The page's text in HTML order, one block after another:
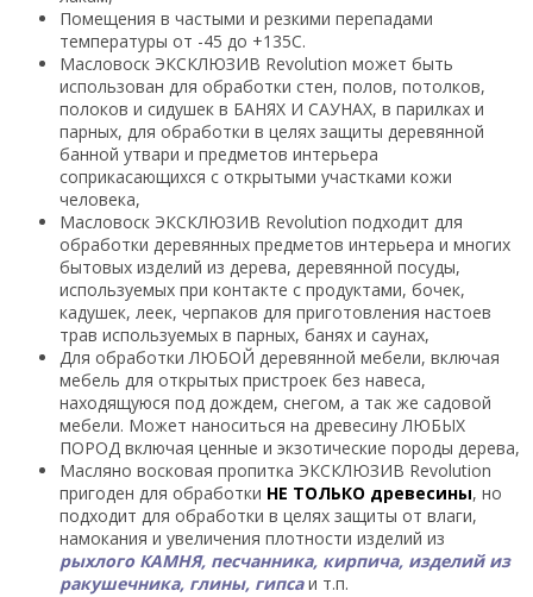
Помещения в частыми и резкими перепадами
температуры от -45 до +135С.
Масловоск ЭКСКЛЮЗИВ Revolution может быть
использован для обработки стен, полов, потолков,
полоков и сидушек в БАНЯХ И САУНАХ, в парилках и
парных, для обработки в целях защиты деревянной
банной утвари и предметов интерьера
соприкасающихся с открытыми участками кожи
человека,
Масловоск ЭКСКЛЮЗИВ Revolution подходит для
обработки деревянных предметов интерьера и многих
бытовых изделий из дерева, деревянной посуды,
используемых при контакте с продуктами, бочек,
кадушек, леек, черпаков для приготовления настоев
трав используемых в парных, банях и саунах,
Для обработки ЛЮБОЙ деревянной мебели, включая
мебель для открытых пристроек без навеса,
находящуюся под дождем, снегом, а так же садовой
мебели. Может наноситься на древесину ЛЮБЫХ
ПОРОД включая ценные и экзотические породы дерева,
Масляно восковая пропитка ЭКСКЛЮЗИВ Revolution
пригоден для обработки НЕ ТОЛЬКО древесины, но
подходит для обработки в целях защиты от влаги,
намокания и увеличения плотности изделий из
рыхлого КАМНЯ, песчанника, кирпича, изделий из
ракушечника, глины, гипсаи т.п.